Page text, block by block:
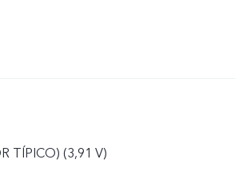
TÍPICO) (3,91 V)